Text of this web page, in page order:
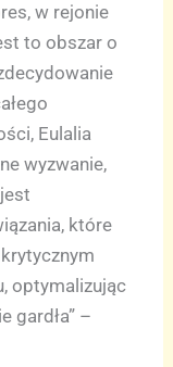
w rejonie
to obszar o
Eulalia
wyzwanie,
które
optymalizując
gardła” –